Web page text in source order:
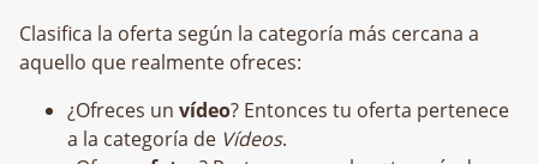
Clasifica la oferta según la categoría más cercana a
aquello que realmente ofreces:
¿Ofreces un vídeo? Entonces tu oferta pertenece
a la categoría de Vídeos.